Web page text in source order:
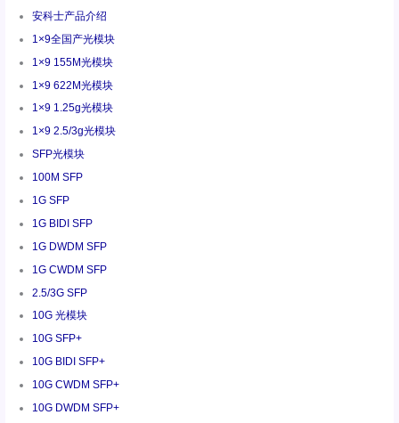
安科士产品介绍
1×9全国产光模块
1×9 155M光模块
1×9 622M光模块
1×9 1.25g光模块
1×9 2.5/3g光模块
SFP光模块
100M SFP
1G SFP
1G BIDI SFP
1G DWDM SFP
1G CWDM SFP
2.5/3G SFP
10G 光模块
10G SFP+
10G BIDI SFP+
10G CWDM SFP+
10G DWDM SFP+